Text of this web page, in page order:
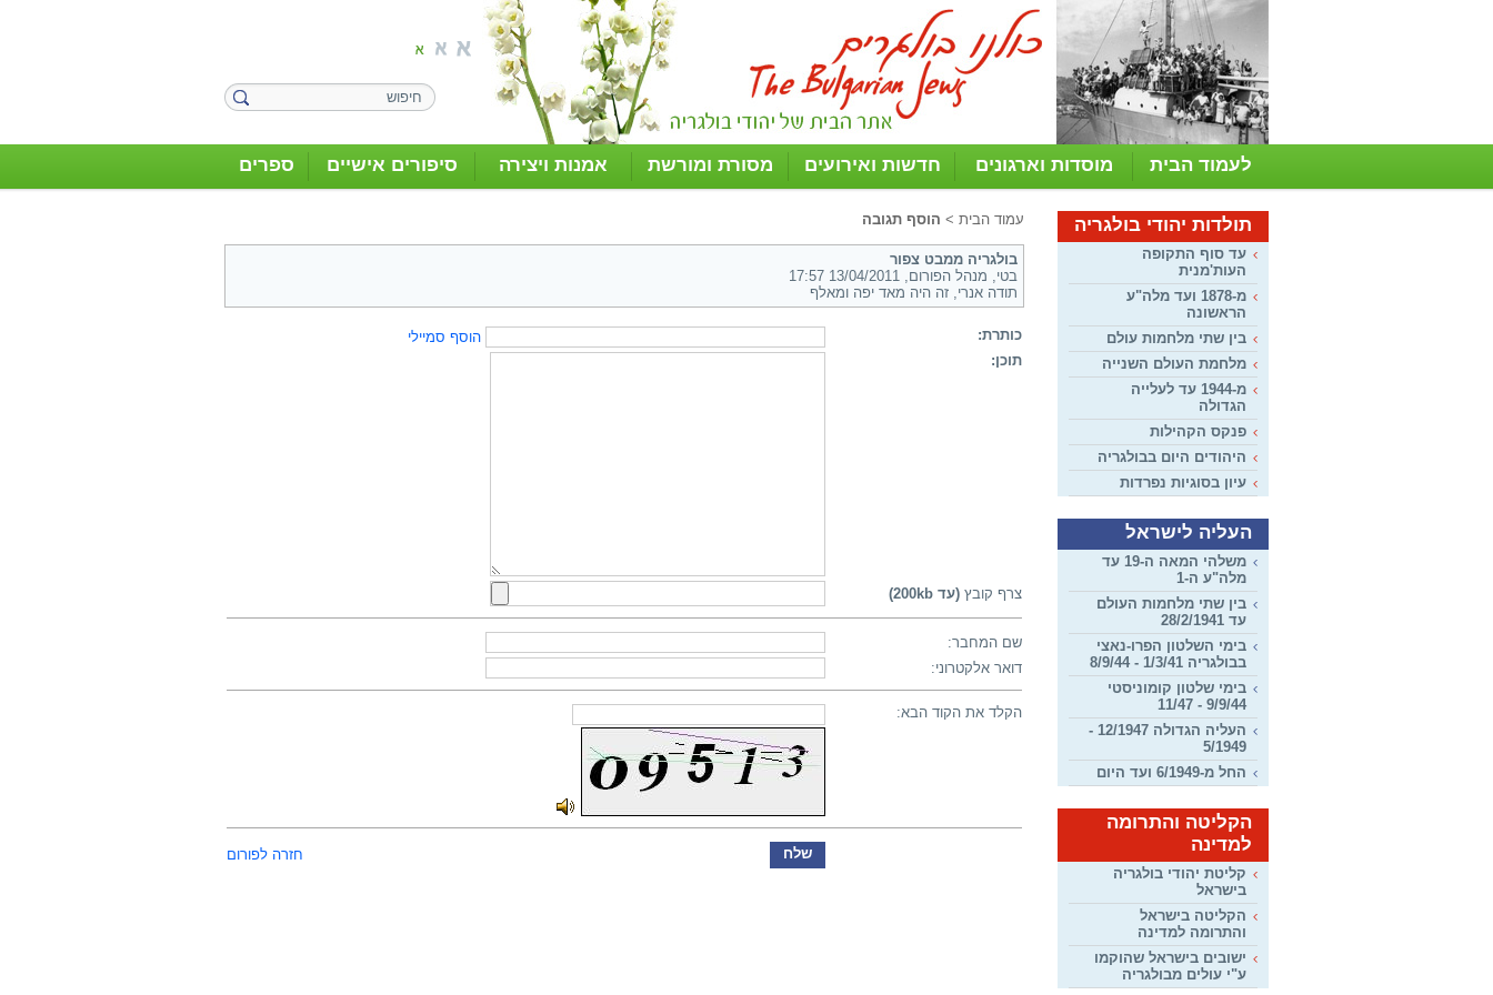
לעמוד הבית מוסדות וארגונים חדשות ואירועים מסורת ומורשת אמנות ויצירה סיפורים אישיים ספרים
תולדות יהודי בולגריה
עד סוף התקופה
העות'מנית
מ-1878 ועד מלה"ע
הראשונה
בין שתי מלחמות עולם
מלחמת העולם השנייה
מ-1944 עד לעלייה
הגדולה
פנקס הקהילות
היהודים היום בבולגריה
עיון בסוגיות נפרדות
העליה לישראל
משלהי המאה ה-19 עד
מלה"ע ה-1
בין שתי מלחמות העולם
עד 28/2/1941
בימי השלטון הפרו-נאצי
בבולגריה 1/3/41 - 8/9/44
בימי שלטון קומוניסטי
9/9/44 - 11/47
העליה הגדולה 12/1947 -
5/1949
החל מ-6/1949 ועד היום
הקליטה והתרומה
למדינה
קליטת יהודי בולגריה
בישראל
הקליטה בישראל
והתרומה למדינה
ישובים בישראל שהוקמו
ע"י עולים מבולגריה
עמוד הבית > הוסף תגובה
בולגריה ממבט צפור
בטי, מנהל הפורום, 13/04/2011 17:57
תודה אנרי, זה היה מאד יפה ומאלף
כותרת:
הוסף סמיילי
תוכן:
צרף קובץ (עד 200kb)
שם המחבר:
דואר אלקטרוני:
הקלד את הקוד הבא:
חזרה לפורום